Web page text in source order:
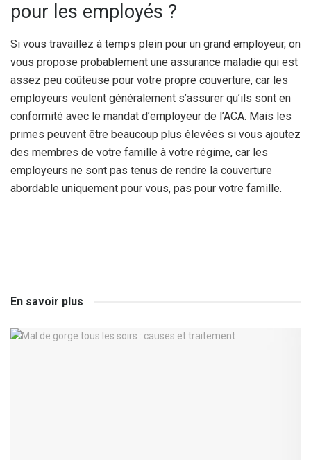
pour les employés ?
Si vous travaillez à temps plein pour un grand employeur, on
vous propose probablement une assurance maladie qui est
assez peu coûteuse pour votre propre couverture, car les
employeurs veulent généralement s’assurer qu’ils sont en
conformité avec le mandat d’employeur de l’ACA. Mais les
primes peuvent être beaucoup plus élevées si vous ajoutez
des membres de votre famille à votre régime, car les
employeurs ne sont pas tenus de rendre la couverture
abordable uniquement pour vous, pas pour votre famille.
En savoir plus